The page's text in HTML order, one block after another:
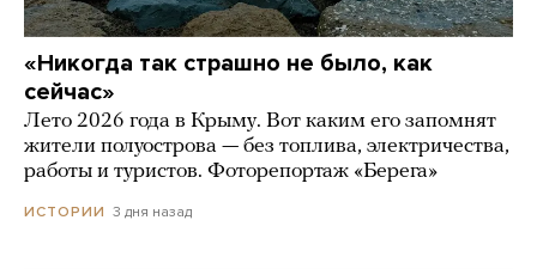
«Никогда так страшно не было, как
сейчас»
Лето 2026 года в Крыму. Вот каким его запомнят
жители полуострова — без топлива, электричества,
работы и туристов. Фоторепортаж «Берега»
ИСТОРИИ 3 дня назад